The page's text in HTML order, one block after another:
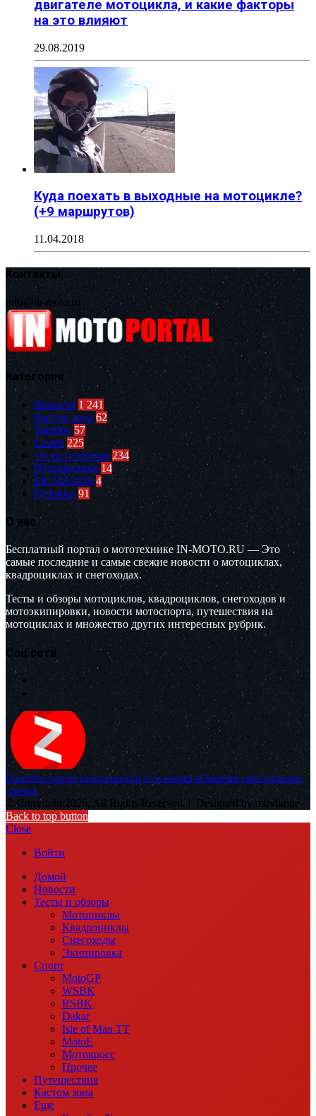
двигателе мотоцикла, и какие факторы
на это влияют
29.08.2019
Куда поехать в выходные на мотоцикле?
(+9 маршрутов)
11.04.2018
Контакты
info@in-moto.ru
Категории
Новости 1 241
Кастом зона 62
Youtube 57
Спорт 225
Тесты и обзоры 234
Путешествия 14
EICMA2019 4
Рубрики 91
О нас
Бесплатный портал о мототехнике IN-MOTO.RU — Это
самые последние и самые свежие новости о мотоциклах,
квадроциклах и снегоходах.
Тесты и обзоры мотоциклов, квадроциклов, снегоходов и
мотоэкипировки, новости мотоспорта, путешествия на
мотоциклах и множество других интересных рубрик.
Соц.сети
Политика конфиденциальности и политика обработки персональных
данных
© Copyright 2026, All Rights Reserved | Designed by muvikone
Back to top button
Close
Войти
Домой
Новости
Тесты и обзоры
Мотоциклы
Квадроциклы
Снегоходы
Экипировка
Спорт
MotoGP
WSBK
RSBK
Dakar
Isle of Man TT
MotoE
Мотокросс
Прочее
Путешествия
Кастом зона
Еще